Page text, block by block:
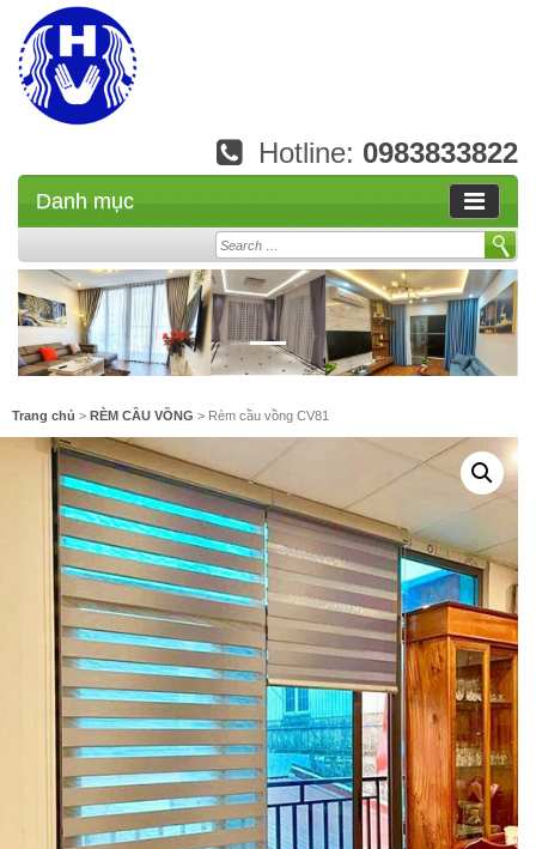
Hotline: 0983833822
Danh mục
Search
Trang chủ > RÈM CẦU VỒNG > Rèm cầu vồng CV81